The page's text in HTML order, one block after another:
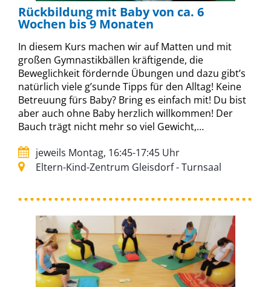
Rückbildung mit Baby von ca. 6
Wochen bis 9 Monaten
In diesem Kurs machen wir auf Matten und mit
großen Gymnastikbällen kräftigende, die
Beweglichkeit fördernde Übungen und dazu gibt’s
natürlich viele g’sunde Tipps für den Alltag! Keine
Betreuung fürs Baby? Bring es einfach mit! Du bist
aber auch ohne Baby herzlich willkommen! Der
Bauch trägt nicht mehr so viel Gewicht,…
jeweils Montag, 16:45-17:45 Uhr
Eltern-Kind-Zentrum Gleisdorf - Turnsaal